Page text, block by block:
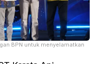
BPN untuk menyelamatkan